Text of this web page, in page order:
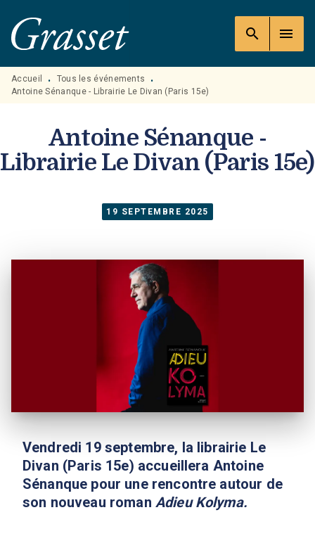
MENU RECHERCHE
PIED DE PAGE
search menu
Accueil • Tous les événements
•
Antoine Sénanque - Librairie Le Divan (Paris 15e)
Antoine Sénanque -
Librairie Le Divan (Paris 15e)
19 SEPTEMBRE 2025
Vendredi 19 septembre, la librairie Le
Divan (Paris 15e) accueillera Antoine
Sénanque pour une rencontre autour de
son nouveau roman Adieu Kolyma.